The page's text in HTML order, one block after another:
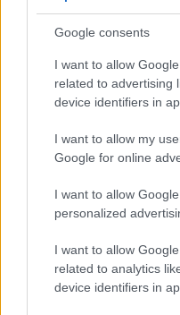
Google consents
I want to allow
related to advertising
device identifiers in
I want to allow my
Google for online
I want to allow
personalized
I want to allow
related to analytics
device identifiers in
EZEKET IS
FORMA-1
Sainz
ahol
FORMA-1
Újra